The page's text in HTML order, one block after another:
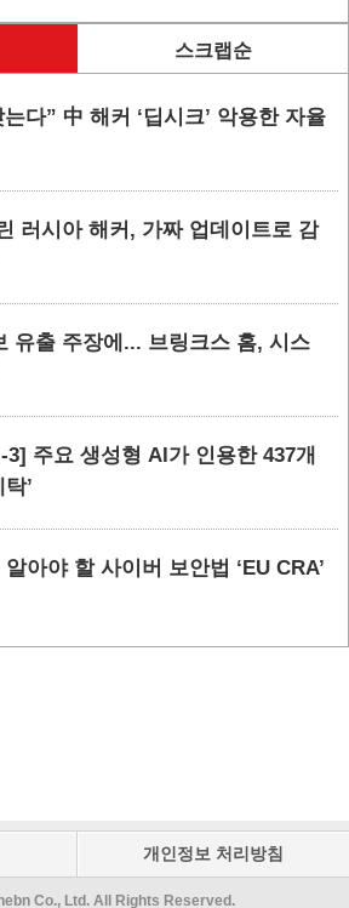
스크랩순
다” 中 해커 ‘딥시크’ 악용한 자율
러시아 해커, 가짜 업데이트로 감
유출 주장에... 브링크스 홈, 시스
주요 생성형 AI가 인용한 437개
’
아야 할 사이버 보안법 ‘EU CRA’
개인정보 처리방침
Co., Ltd. All Rights Reserved.